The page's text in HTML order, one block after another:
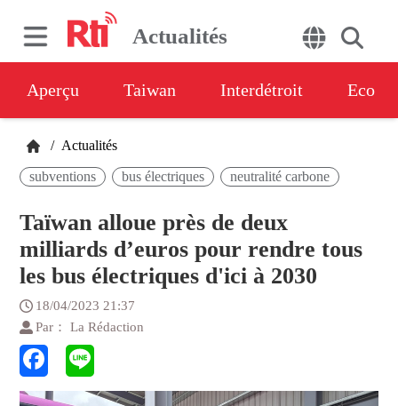
Actualités
Aperçu Taiwan Interdétroit Eco
/ Actualités
subventions bus électriques neutralité carbone
Taïwan alloue près de deux
milliards d’euros pour rendre tous
les bus électriques d'ici à 2030
18/04/2023 21:37
Par： La Rédaction